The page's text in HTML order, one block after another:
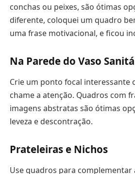
conchas ou peixes, são ótimas
diferente, coloquei um quadro
uma frase motivacional, e ficou
Na Parede do Vaso
Crie um ponto focal interessante
chame a atenção. Quadros com
imagens abstratas são ótimas
leveza e descontração.
Prateleiras e Nichos
Use quadros para complementar